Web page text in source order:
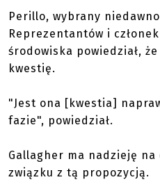
Perillo, wybrany
Reprezentantów i
środowiska powiedział,
kwestię.
"Jest ona [kwestia]
fazie", powiedział.
Gallagher ma nadzieję na
związku z tą propozycją.